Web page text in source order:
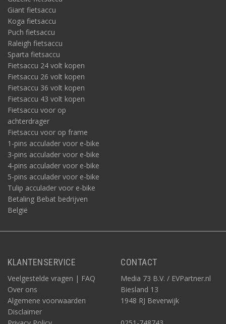
Giant fietsaccu
Koga fietsaccu
Puch fietsaccu
Raleigh fietsaccu
Sparta fietsaccu
Fietsaccu 24 volt kopen
Fietsaccu 26 volt kopen
Fietsaccu 36 volt kopen
Fietsaccu 43 volt kopen
Fietsaccu voor op
achterdrager
Fietsaccu voor op frame
1-pins acculader voor e-bike
3-pins acculader voor e-bike
4-pins acculader voor e-bike
5-pins acculader voor e-bike
Tulip acculader voor e-bike
Betaling Bebat bedrijven
België
KLANTENSERVICE
Veelgestelde vragen | FAQ
Over ons
Algemene voorwaarden
Disclaimer
CONTACT
Media 73 B.V. / EVPartner.nl
Biesland 13
1948 RJ Beverwijk